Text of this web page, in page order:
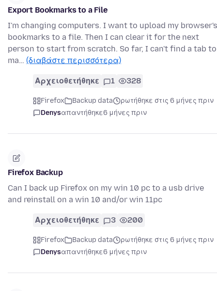
Export Bookmarks to a File
I'm changing computers. I want to upload my browser's
bookmarks to a file. Then I can clear it for the next
person to start from scratch. So far, I can't find a tab to
ma… (διαβάστε περισσότερα)
Αρχειοθετήθηκε 1 328
Firefox Backup data
ρωτήθηκε στις 6 μήνες πριν
Denysαπαντήθηκε6 μήνες πριν
Firefox Backup
Can I back up Firefox on my win 10 pc to a usb drive
and reinstall on a win 10 and/or win 11pc
Αρχειοθετήθηκε 3 200
Firefox Backup data
ρωτήθηκε στις 6 μήνες πριν
Denysαπαντήθηκε6 μήνες πριν